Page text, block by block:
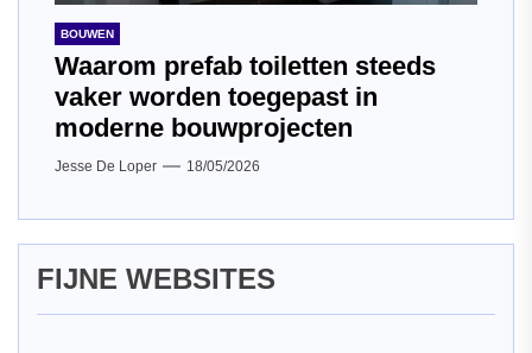
BOUWEN
Waarom prefab toiletten steeds
vaker worden toegepast in
moderne bouwprojecten
Jesse De Loper 18/05/2026
FIJNE WEBSITES